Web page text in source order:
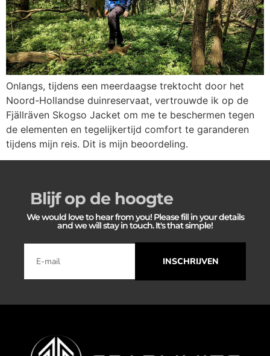
Onlangs, tijdens een meerdaagse trektocht door het
Noord-Hollandse duinreservaat, vertrouwde ik op de
Fjällräven Skogso Jacket om me te beschermen tegen
de elementen en tegelijkertijd comfort te garanderen
tijdens mijn reis. Dit is mijn beoordeling.
Blijf op de hoogte
We would love to hear from you! Please fill in your details
and we will stay in touch. It's that simple!
INSCHRIJVEN